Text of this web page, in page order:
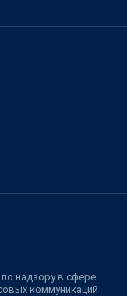
надзору в сфере
коммуникаций